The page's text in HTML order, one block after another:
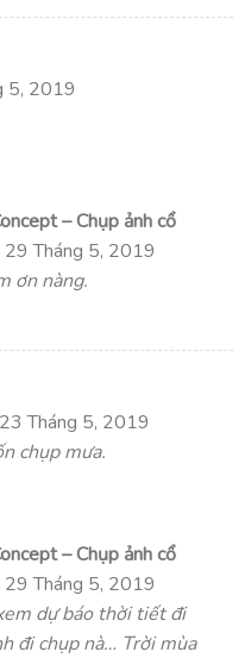
5, 2019
– Chụp ảnh cổ
29 Tháng 5, 2019
ơn nàng.
23 Tháng 5, 2019
chụp mưa.
– Chụp ảnh cổ
29 Tháng 5, 2019
dự báo thời tiết đi
đi chụp nà… Trời mùa